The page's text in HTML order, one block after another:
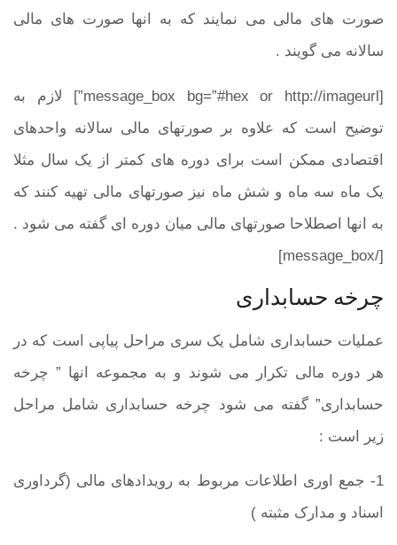
صورت های مالی می نمایند که به انها صورت های مالی
سالانه می گویند .
[message_box bg=”#hex or http://imageurl”] لازم به
توضیح است که علاوه بر صورتهای مالی سالانه واحدهای
اقتصادی ممکن است برای دوره های کمتر از یک سال مثلا
یک ماه سه ماه و شش ماه نیز صورتهای مالی تهیه کنند که
به انها اصطلاحا صورتهای مالی میان دوره ای گفته می شود .
[/message_box]
چرخه حسابداری
عملیات حسابداری شامل یک سری مراحل پیاپی است که در
هر دوره مالی تکرار می شوند و به مجموعه انها ” چرخه
حسابداری” گفته می شود چرخه حسابداری شامل مراحل
زیر است :
1- جمع اوری اطلاعات مربوط به رویدادهای مالی (گرداوری
اسناد و مدارک مثبته )